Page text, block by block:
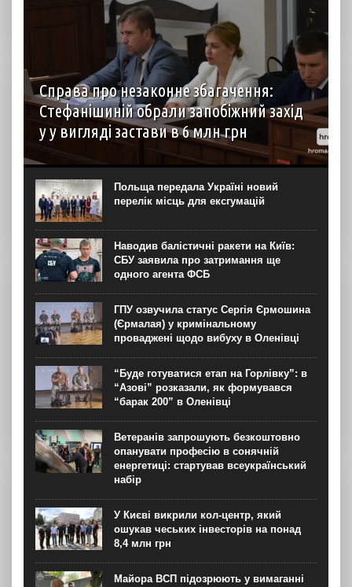
Справа про незаконне збагачення:
Стефанішиній обрали запобіжний захід
у у вигляді застави в 6 млн грн
Колишній посолці України у США Ользі Стефанішиній
обрали запобіжний захід – заставу розміром 6 мільйонів
гривень в межах справи про незаконне збагачення. Про
це зранку 6 серпня повідомляє “Громадське”....
Польща передала Україні новий
перелік місць для ексгумацій
Наводив балістичні ракети на Київ:
СБУ заявила про затримання ще
одного агента ФСБ
ГПУ озвучила статус Сергія Єрмошина
(Єрмалая) у кримінальному
проваджені щодо вибуху в Оленівці
“Буде готуватися етап на Горлівку”: в
“Азові” розказали, як формувався
“барак 200” в Оленівці
Ветеранів запрошують безкоштовно
опанувати професію в сонячній
енергетиці: стартував всеукраїнський
набір
У Києві викрили кол-центр, який
ошукав чеських інвесторів на понад
8,4 млн грн
Майора ВСП підозрюють у вимаганні